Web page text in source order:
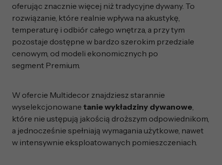
oferując znacznie więcej niż tradycyjne dywany. To
rozwiązanie, które realnie wpływa na akustykę,
temperaturę i odbiór całego wnętrza, a przy tym
pozostaje dostępne w bardzo szerokim przedziale
cenowym, od modeli ekonomicznych po
segment Premium.
W ofercie Multidecor znajdziesz starannie
wyselekcjonowane tanie wykładziny dywanowe
które nie ustępują jakością droższym odpowiednikom,
a jednocześnie spełniają wymagania użytkowe, nawet
w intensywnie eksploatowanych pomieszczeniach.